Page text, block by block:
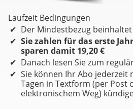
Laufzeit Bedingungen
Der Mindestbezug
Sie zahlen für das erste
sparen damit 19,20 €
Danach lesen Sie zum
Sie können Ihr Abo jederzeit
Tagen in Textform (per Post
elektronischem Weg)